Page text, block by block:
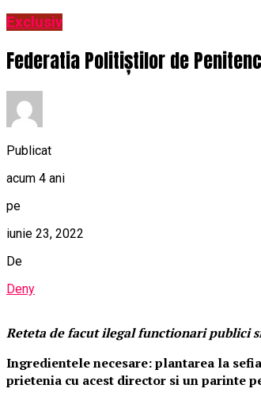
Exclusiv
Federatia Politiștilor de
Publicat
acum 4 ani
pe
iunie 23, 2022
De
Deny
Reteta de facut ilegal functionari publici
Ingredientele necesare: plantarea la
prietenia cu acest director si un parinte